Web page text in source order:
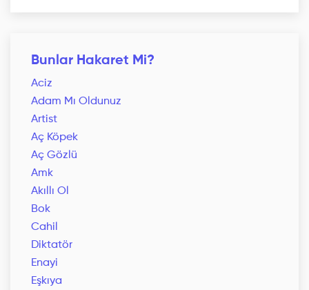
Bunlar Hakaret Mi?
Aciz
Adam Mı Oldunuz
Artist
Aç Köpek
Aç Gözlü
Amk
Akıllı Ol
Bok
Cahil
Diktatör
Enayi
Eşkıya